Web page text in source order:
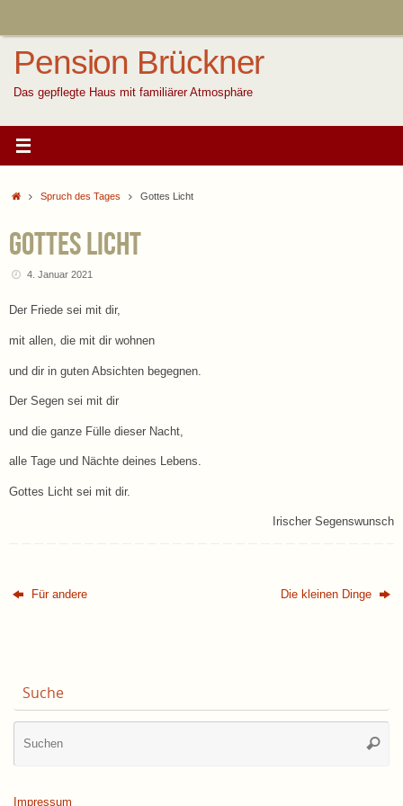
Pension Brückner
Das gepflegte Haus mit familiärer Atmosphäre
StartSpruch des Tages Gottes Licht
Gottes Licht
4. Januar 2021
Der Friede sei mit dir,
mit allen, die mit dir wohnen
und dir in guten Absichten begegnen.
Der Segen sei mit dir
und die ganze Fülle dieser Nacht,
alle Tage und Nächte deines Lebens.
Gottes Licht sei mit dir.
Irischer Segenswunsch
Für andere Die kleinen Dinge
Suche
Impressum